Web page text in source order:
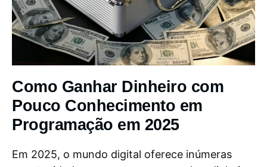
Como Ganhar Dinheiro com
Pouco Conhecimento em
Programação em 2025
Em 2025, o mundo digital oferece inúmeras